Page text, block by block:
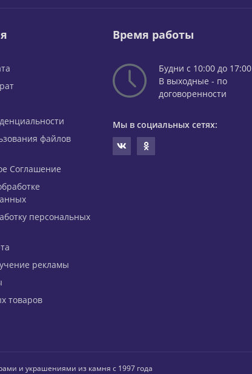
файлов
Соглашение
персональных
рекламы
товаров
Время работы
Будни с 10:00 до 17:00
В выходные - по
договоренности
Мы в социальных сетях:
и украшениями из камня с 1997 года